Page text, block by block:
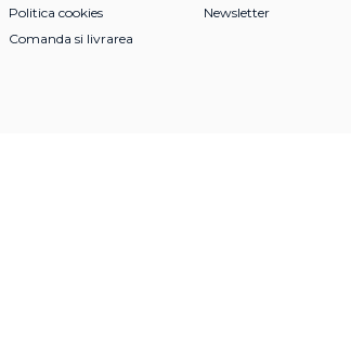
Politica cookies
Comanda si livrarea
Newsletter